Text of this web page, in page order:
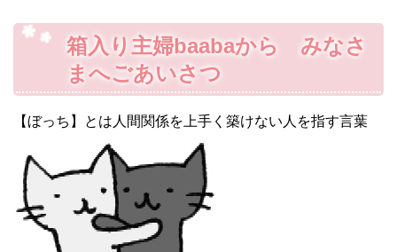
箱入り主婦baabaから みなさ
まへごあいさつ
【ぼっち】とは人間関係を上手く築けない人を指す言葉